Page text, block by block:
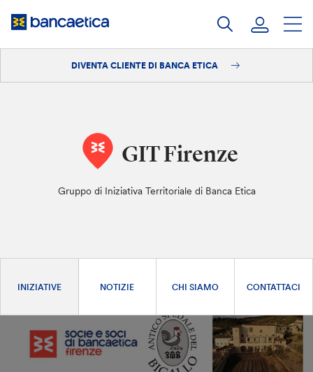
DIVENTA CLIENTE DI BANCA ETICA
GIT Firenze
Gruppo di Iniziativa Territoriale di Banca Etica
INIZIATIVE NOTIZIE CHI SIAMO CONTATTACI